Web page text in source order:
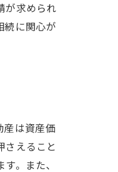
が求められ
続に関心が
産は資産価
さえること
。また、